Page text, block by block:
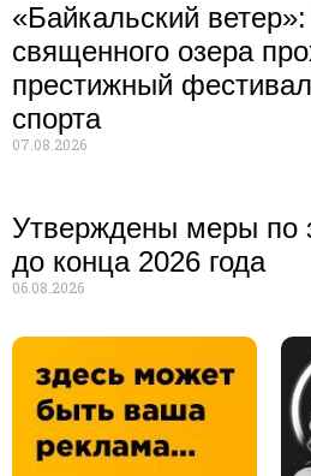
«Байкальский
священного озера
престижный
спорта
07.08.2026
Утверждены меры по
до конца 2026 года
06.08.2026